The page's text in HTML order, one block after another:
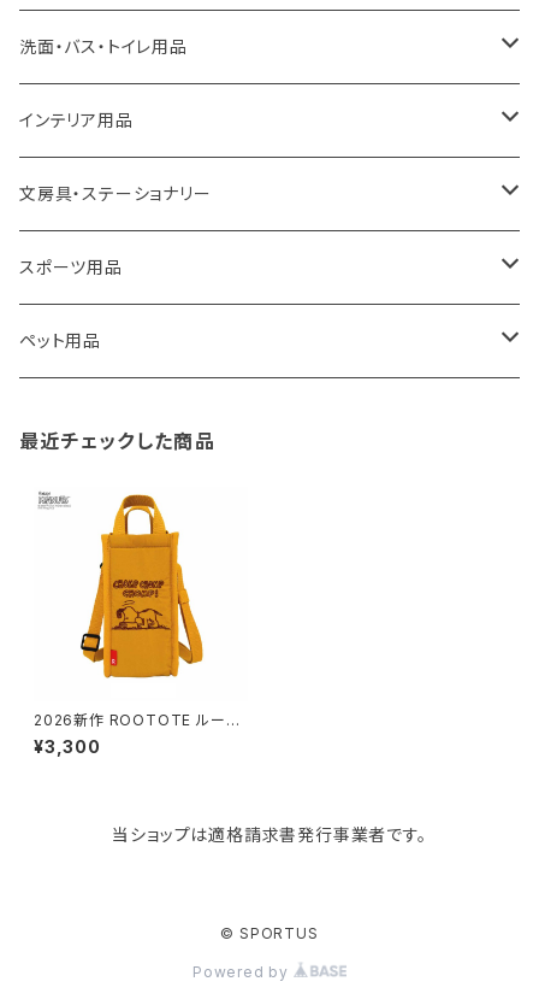
a.depeche
ROOTOTE
100percent
藤田金属
TG
paperblanks
KIND BAG LONDON
アクセサリー
トートバッグ
保冷バッグ
リュックサック
ショルダーバッグ
スポーツバッグ
マザーズバッグ
パソコンケース
キッチンラック
キッチンペーパーホルダー
食器・テーブルウェア
ゴミ箱
収納用品
ソープディスペンサー
タオルハンガー
調理器具・調理小物
洗面・バス・トイレ用品
洗面用品
掃除・洗濯用品
トイレ用品
バス用品
インテリア用品
アイロン台
アクセサリー収納
ウェットティッシュケース
ガーデニング用品
クッション・クッションカバー
文房具・ステーショナリー
筆記具・ペン
ノート
スポーツ用品
卓球用品
ペット用品
猫用グッズ
最近チェックした商品
2026新作 ROOTOTE ルート
ート Vintage PEANUTS スヌ
ーピー ThermoーKeeper 85
¥3,300
当ショップは適格請求書発行事業者です。
© SPORTUS
Powered by